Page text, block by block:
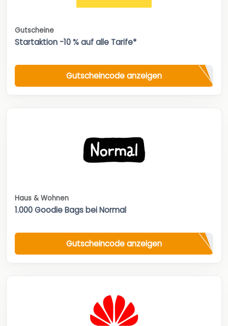
Gutscheine
Startaktion -10 % auf alle Tarife*
Gutscheincode anzeigen
Haus & Wohnen
1.000 Goodie Bags bei Normal
Gutscheincode anzeigen